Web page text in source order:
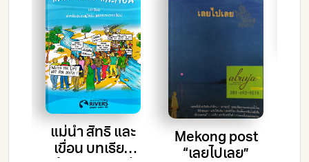
แม่น้ำ สิทธิ และ
เขื่อน บทเรียน
Mekong post
“เลยไปเลย”